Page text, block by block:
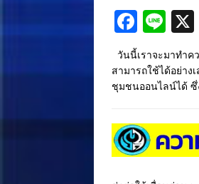
F
e
b
o
k
Li
n
e
วันนี้เราจะมาทำค
สามารถใช้ได้อย่า
ชุมชนออนไลน์ได้ ซึ่